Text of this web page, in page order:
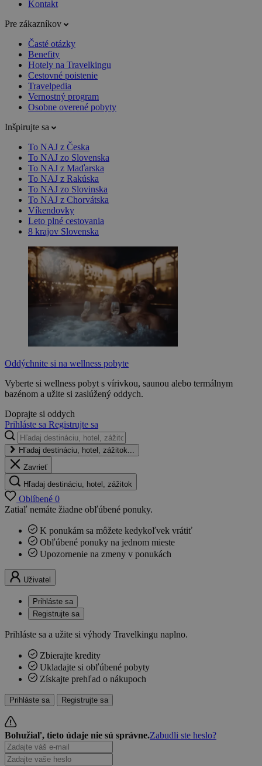
Kontakt
Pre zákazníkov
Časté otázky
Benefity
Hotely na Travelkingu
Cestovné poistenie
Travelpedia
Vernostný program
Osobne overené pobyty
Inšpirujte sa
To NAJ z Česka
To NAJ zo Slovenska
To NAJ z Maďarska
To NAJ z Rakúska
To NAJ zo Slovinska
To NAJ z Chorvátska
Víkendovky
Leto plné cestovania
8 krajov Slovenska
Oddýchnite si na wellness pobyte
Vyberte si wellness pobyt s vírivkou, saunou alebo termálnym
bazénom a užite si zaslúžený oddych.
Doprajte si oddych
Prihláste sa Registrujte sa
Hľadaj destináciu, hotel, zážitok...
Zavrieť
Hľadaj destináciu, hotel, zážitok
Oblíbené 0
Zatiaľ nemáte žiadne obľúbené ponuky.
K ponukám sa môžete kedykoľvek vrátiť
Obľúbené ponuky na jednom mieste
Upozornenie na zmeny v ponukách
Uživatel
Prihláste sa
Registrujte sa
Prihláste sa a užite si výhody Travelkingu naplno.
Zbierajte kredity
Ukladajte si obľúbené pobyty
Získajte prehľad o nákupoch
Prihláste sa Registrujte sa
Bohužiaľ, tieto údaje nie sú správne.Zabudli ste heslo?